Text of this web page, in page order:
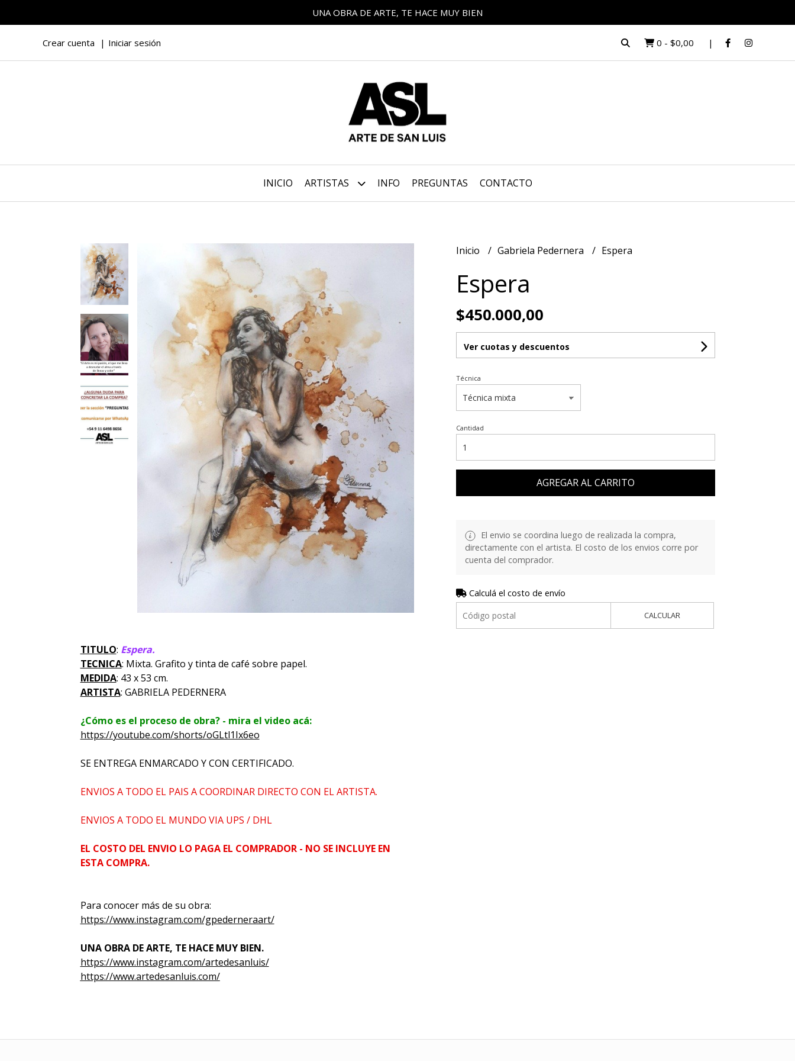
UNA OBRA DE ARTE, TE HACE MUY BIEN
Crear cuenta Iniciar sesión 0 - $0,00
INICIO ARTISTAS INFO PREGUNTAS CONTACTO
TITULO: Espera.
TECNICA: Mixta. Grafito y tinta de café sobre papel.
MEDIDA: 43 x 53 cm.
ARTISTA: GABRIELA PEDERNERA
¿Cómo es el proceso de obra? - mira el video acá:
https://youtube.com/shorts/oGLtl1Ix6eo
SE ENTREGA ENMARCADO Y CON CERTIFICADO.
ENVIOS A TODO EL PAIS A COORDINAR DIRECTO CON EL ARTISTA.
ENVIOS A TODO EL MUNDO VIA UPS / DHL
EL COSTO DEL ENVIO LO PAGA EL COMPRADOR - NO SE INCLUYE EN
ESTA COMPRA.
Para conocer más de su obra:
https://www.instagram.com/gpederneraart/
UNA OBRA DE ARTE, TE HACE MUY BIEN.
https://www.instagram.com/artedesanluis/
https://www.artedesanluis.com/
Inicio Gabriela Pedernera Espera
Espera
$450.000,00
Ver cuotas y descuentos
Técnica
Cantidad
AGREGAR AL CARRITO
El envio se coordina luego de realizada la compra,
directamente con el artista. El costo de los envios corre por
cuenta del comprador.
Calculá el costo de envío
CALCULAR